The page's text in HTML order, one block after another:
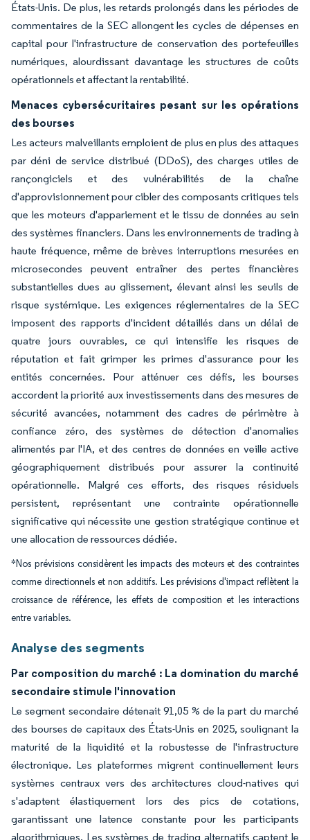
États-Unis. De plus, les retards prolongés dans les périodes de
commentaires de la SEC allongent les cycles de dépenses en
capital pour l'infrastructure de conservation des portefeuilles
numériques, alourdissant davantage les structures de coûts
opérationnels et affectant la rentabilité.
Menaces cybersécuritaires pesant sur les opérations
des bourses
Les acteurs malveillants emploient de plus en plus des attaques
par déni de service distribué (DDoS), des charges utiles de
rançongiciels et des vulnérabilités de la chaîne
d'approvisionnement pour cibler des composants critiques tels
que les moteurs d'appariement et le tissu de données au sein
des systèmes financiers. Dans les environnements de trading à
haute fréquence, même de brèves interruptions mesurées en
microsecondes peuvent entraîner des pertes financières
substantielles dues au glissement, élevant ainsi les seuils de
risque systémique. Les exigences réglementaires de la SEC
imposent des rapports d'incident détaillés dans un délai de
quatre jours ouvrables, ce qui intensifie les risques de
réputation et fait grimper les primes d'assurance pour les
entités concernées. Pour atténuer ces défis, les bourses
accordent la priorité aux investissements dans des mesures de
sécurité avancées, notamment des cadres de périmètre à
confiance zéro, des systèmes de détection d'anomalies
alimentés par l'IA, et des centres de données en veille active
géographiquement distribués pour assurer la continuité
opérationnelle. Malgré ces efforts, des risques résiduels
persistent, représentant une contrainte opérationnelle
significative qui nécessite une gestion stratégique continue et
une allocation de ressources dédiée.
*Nos prévisions considèrent les impacts des moteurs et des contraintes
comme directionnels et non additifs. Les prévisions d'impact reflètent la
croissance de référence, les effets de composition et les interactions
entre variables.
Analyse des segments
Par composition du marché : La domination du marché
secondaire stimule l'innovation
Le segment secondaire détenait 91,05 % de la part du marché
des bourses de capitaux des États-Unis en 2025, soulignant la
maturité de la liquidité et la robustesse de l'infrastructure
électronique. Les plateformes migrent continuellement leurs
systèmes centraux vers des architectures cloud-natives qui
s'adaptent élastiquement lors des pics de cotations,
garantissant une latence constante pour les participants
algorithmiques. Les systèmes de trading alternatifs captent le